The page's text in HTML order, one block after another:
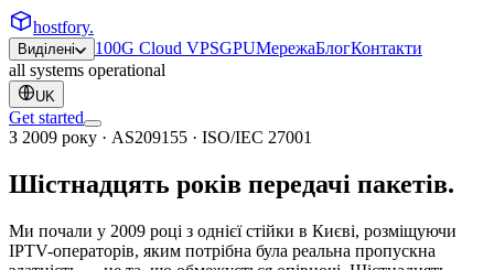
hostfory.
Виділені 100G Cloud VPSGPUМережаБлогКонтакти
all systems operational
UK
Get started
З 2009 року · AS209155 · ISO/IEC 27001
Шістнадцять років передачі пакетів.
Ми почали у 2009 році з однієї стійки в Києві, розміщуючи
IPTV-операторів, яким потрібна була реальна пропускна